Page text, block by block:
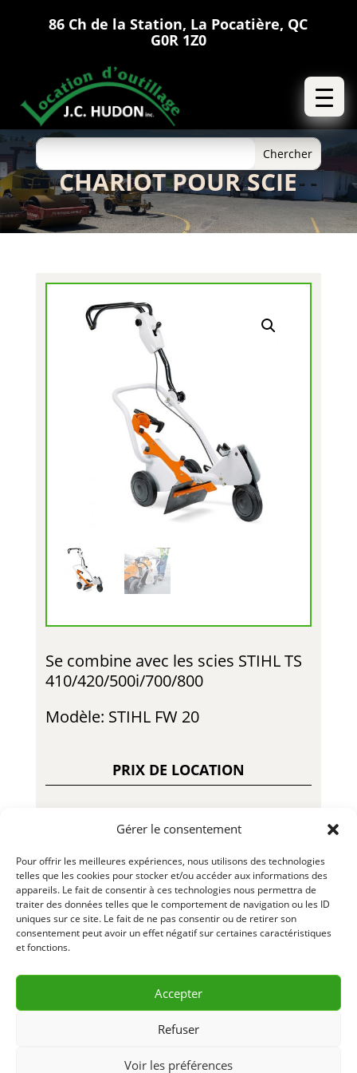
Gérer le consentement
Pour offrir les meilleures expériences, nous utilisons des technologies
telles que les cookies pour stocker et/ou accéder aux informations des
appareils. Le fait de consentir à ces technologies nous permettra de
traiter des données telles que le comportement de navigation ou les ID
uniques sur ce site. Le fait de ne pas consentir ou de retirer son
consentement peut avoir un effet négatif sur certaines caractéristiques
et fonctions.
Accepter
Refuser
Voir les préférences
86 Ch de la Station, La Pocatière, QC
G0R 1Z0
CHARIOT POUR SCIE
Se combine avec les scies STIHL TS
410/420/500i/700/800
Modèle: STIHL FW 20
PRIX DE LOCATION
25.00$ – Jour
70.00$ – Semaine
185.00$ – Mois
35.00$ – Fin de Semaine
LLL657 – R23-01
DEMANDE D’INFORMATION